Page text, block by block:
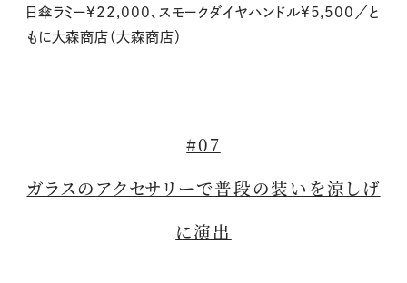
日傘ラミー¥22,000、スモークダイヤハンドル¥5,500／と
もに大森商店（大森商店）
#07
ガラスのアクセサリーで普段の装いを涼しげ
に演出